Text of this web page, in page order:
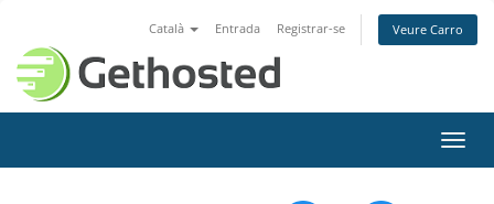
Català Entrada Registrar-se Veure Carro
la